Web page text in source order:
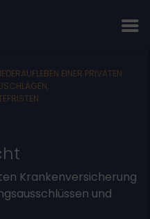
EINER PRIVATEN
Krankenversicherung
und